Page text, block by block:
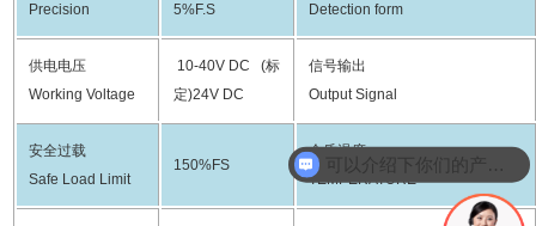
Precision
5%F.S
Detection form
供电电压
Working Voltage
10-40V DC (标
定)24V DC
信号输出
Output Signal
安全过载
Safe Load Limit
150%FS
介质温度
TEMPERATURE
可以介绍下你们的产品么